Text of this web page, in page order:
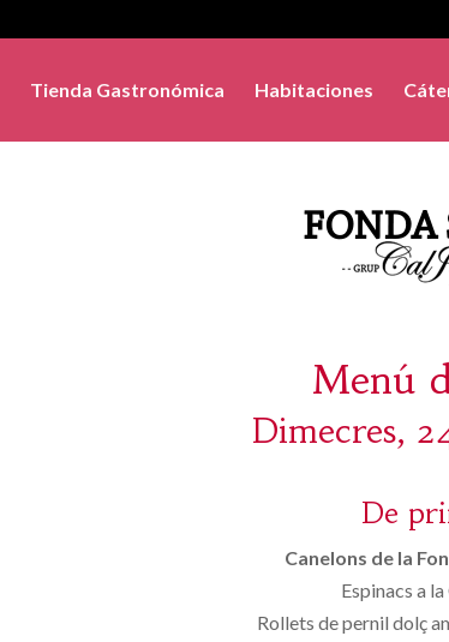
Tienda Gastronómica Habitaciones
Menú
Dimecres,
De
Canelons de la
Espinacs a
Rollets de pernil dolç